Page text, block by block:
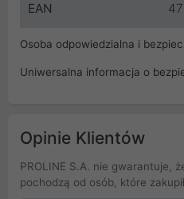
EAN
Osoba odpowiedzialna i
Uniwersalna informacja o
Opinie Klientów
PROLINE S.A. nie gwarantuje,
pochodzą od osób, które